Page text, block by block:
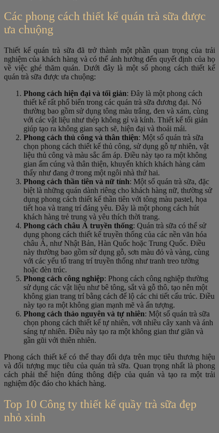
Các phong cách thiết kế quán trà sữa được
ưa chuộng
Thiết kế quán trà sữa đã trở thành một phần quan trọng của trải
nghiệm của khách hàng và có thể ảnh hưởng đến quyết định của họ
về việc ghé thăm quán. Dưới đây là một số phong cách thiết kế
quán trà sữa được ưa chuộng:
Phong cách hiện đại và tối giản: Đây là một phong cách
thiết kế rất phổ biến trong các quán trà sữa đương đại. Nó
thường bao gồm sử dụng tông màu trắng, đen và xám, cùng
với các vật liệu như thép không gỉ và kính. Thiết kế tối giản
giúp tạo ra không gian sạch sẽ, hiện đại và thoải mái.
Phong cách thủ công và thân thiện: Một số quán trà sữa
chọn phong cách thiết kế thủ công, sử dụng gỗ tự nhiên, vật
liệu thủ công và màu sắc ấm áp. Điều này tạo ra một không
gian ấm cúng và thân thiện, khuyến khích khách hàng cảm
thấy như đang ở trong một ngôi nhà thứ hai.
Phong cách thần tiên và nữ tính: Một số quán trà sữa, đặc
biệt là những quán dành riêng cho khách hàng nữ, thường sử
dụng phong cách thiết kế thần tiên với tông màu pastel, họa
tiết hoa và trang trí đáng yêu. Đây là một phong cách hút
khách hàng trẻ trung và yêu thích thời trang.
Phong cách châu Á truyền thống: Quán trà sữa có thể sử
dụng phong cách thiết kế truyền thống của các nền văn hóa
châu Á, như Nhật Bản, Hàn Quốc hoặc Trung Quốc. Điều
này thường bao gồm sử dụng gỗ, sơn màu đỏ và vàng, cùng
với các yếu tố trang trí truyền thống như tranh treo tường
hoặc đèn trúc.
Phong cách công nghiệp: Phong cách công nghiệp thường
sử dụng các vật liệu như bê tông, sắt và gỗ thô, tạo nên một
không gian trang trí bằng cách để lộ các chi tiết cấu trúc. Điều
này tạo ra một không gian mạnh mẽ và ấn tượng.
Phong cách thảo nguyên và tự nhiên: Một số quán trà sữa
chọn phong cách thiết kế tự nhiên, với nhiều cây xanh và ánh
sáng tự nhiên. Điều này tạo ra một không gian thư giãn và
gần gũi với thiên nhiên.
Phong cách thiết kế có thể thay đổi dựa trên mục tiêu thương hiệu
và đối tượng mục tiêu của quán trà sữa. Quan trọng nhất là phong
cách phải thể hiện đúng thông điệp của quán và tạo ra một trải
nghiệm độc đáo cho khách hàng.
Top 10 Công ty thiết kế quầy trà sữa đẹp
nhỏ xinh